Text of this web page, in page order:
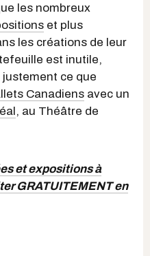
les nombreux
et plus
les créations de leur
est inutile,
ce que
Canadiens avec un
, au Théâtre de
et expositions à
GRATUITEMENT en